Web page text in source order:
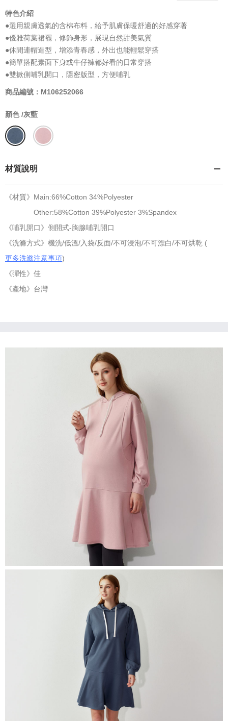
特色介紹
●選用親膚透氣的含棉布料，給予肌膚保暖舒適的好感穿著
●優雅荷葉裙襬，修飾身形，展現自然甜美氣質
●休閒連帽造型，增添青春感，外出也能輕鬆穿搭
●簡單搭配素面下身或牛仔褲都好看的日常穿搭
●雙掀側哺乳開口，隱密版型，方便哺乳
商品編號：M106252066
顏色 /灰藍
材質說明
《材質》Main:66%Cotton 34%Polyester
Other:58%Cotton 39%Polyester 3%Spandex
《哺乳開口》側開式-胸腺哺乳開口
《洗滌方式》機洗/低溫/入袋/反面/不可浸泡/不可漂白/不可烘乾 (
更多洗滌注意事項)
《彈性》佳
《產地》台灣